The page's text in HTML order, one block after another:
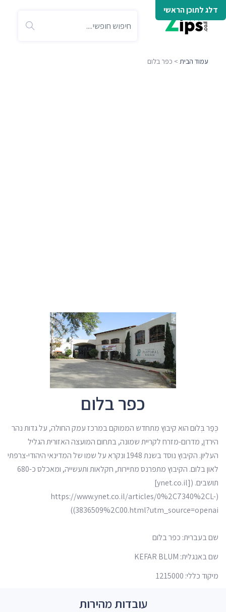
דלג לתוכן הראשי
עמוד הבית > כפר בלום
כפר בלום
כְּפַר בְּלוּם הוא קיבוץ מתחדש הממוקם במרכז עמק החולה, על גדות נהר
הירדן, מדרום-מזרח לקריית שמונה, בתחום המועצה האזורית הגליל
העליון. הקיבוץ נוסד בשנת 1948 ונקרא על שמו של המדינאי היהודי-צרפתי
לאון בלום. הקיבוץ מתפרנס מתיירות, חקלאות ותעשייה, ומאכלס כ-680
תושבים. ([ynet.co.il]
(https://www.ynet.co.il/articles/0%2C7340%2CL-
3836509%2C00.html?utm_source=openai))
שם בעברית: כפר בלום
שם באנגלית: KEFAR BLUM
מיקוד כללי: 1215000
עובדות מהירות